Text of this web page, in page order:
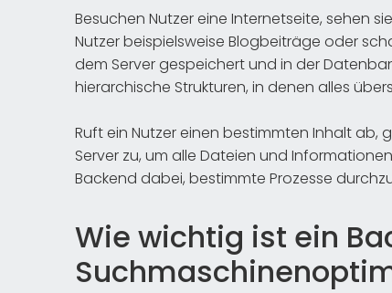
Besuchen Nutzer eine Internetseite, sehen
Nutzer beispielsweise Blogbeiträge oder
dem Server gespeichert und in der
hierarchische Strukturen, in denen alles
Ruft ein Nutzer einen bestimmten Inhalt
Server zu, um alle Dateien und
Backend dabei, bestimmte Prozesse
Wie wichtig ist ein